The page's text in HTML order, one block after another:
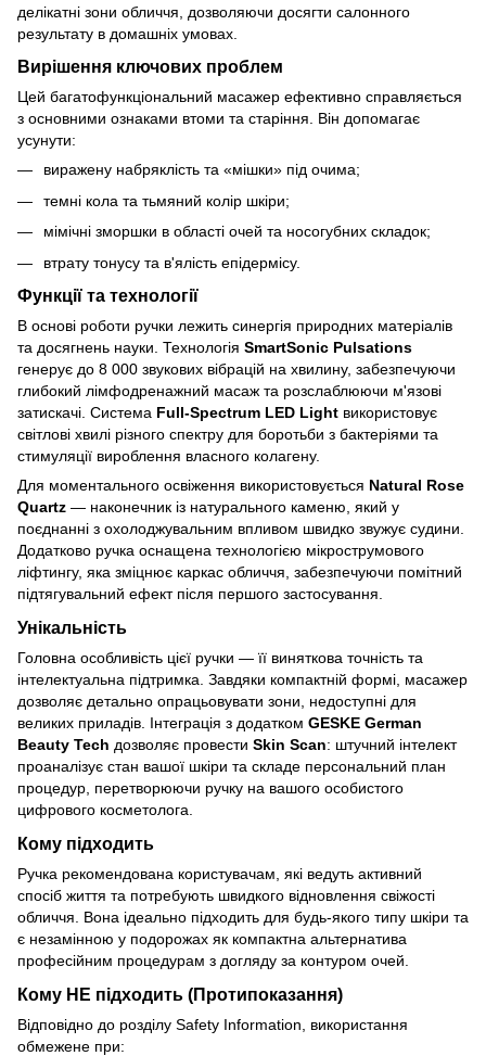
делікатні зони обличчя, дозволяючи досягти салонного
результату в домашніх умовах.
Вирішення ключових проблем
Цей багатофункціональний масажер ефективно справляється
з основними ознаками втоми та старіння. Він допомагає
усунути:
виражену набряклість та «мішки» під очима;
темні кола та тьмяний колір шкіри;
мімічні зморшки в області очей та носогубних складок;
втрату тонусу та в'ялість епідермісу.
Функції та технології
В основі роботи ручки лежить синергія природних матеріалів
та досягнень науки. Технологія SmartSonic Pulsations
генерує до 8 000 звукових вібрацій на хвилину, забезпечуючи
глибокий лімфодренажний масаж та розслаблюючи м'язові
затискачі. Система Full-Spectrum LED Light використовує
світлові хвилі різного спектру для боротьби з бактеріями та
стимуляції вироблення власного колагену.
Для моментального освіження використовується Natural Rose
Quartz — наконечник із натурального каменю, який у
поєднанні з охолоджувальним впливом швидко звужує судини.
Додатково ручка оснащена технологією мікрострумового
ліфтингу, яка зміцнює каркас обличчя, забезпечуючи помітний
підтягувальний ефект після першого застосування.
Унікальність
Головна особливість цієї ручки — її виняткова точність та
інтелектуальна підтримка. Завдяки компактній формі, масажер
дозволяє детально опрацьовувати зони, недоступні для
великих приладів. Інтеграція з додатком GESKE German
Beauty Tech дозволяє провести Skin Scan: штучний інтелект
проаналізує стан вашої шкіри та складе персональний план
процедур, перетворюючи ручку на вашого особистого
цифрового косметолога.
Кому підходить
Ручка рекомендована користувачам, які ведуть активний
спосіб життя та потребують швидкого відновлення свіжості
обличчя. Вона ідеально підходить для будь-якого типу шкіри та
є незамінною у подорожах як компактна альтернатива
професійним процедурам з догляду за контуром очей.
Кому НЕ підходить (Протипоказання)
Відповідно до розділу Safety Information, використання
обмежене при: